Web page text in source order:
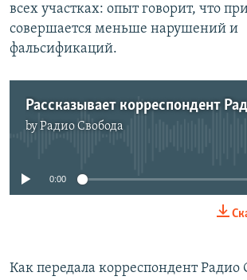
всех участках: опыт говорит, что
совершается меньше нарушений и
фальсификаций.
byРадио Свобода
No media source currently
0:00
Как передала корреспондент Радио